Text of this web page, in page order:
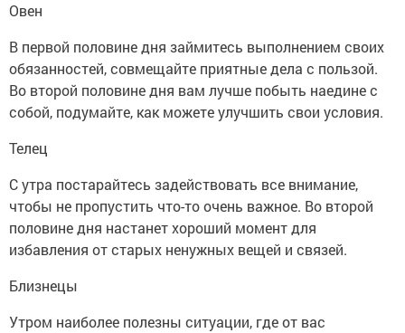
Овен
В первой половине дня займитесь выполнением своих
обязанностей, совмещайте приятные дела с пользой.
Во второй половине дня вам лучше побыть наедине с
собой, подумайте, как можете улучшить свои условия.
Телец
С утра постарайтесь задействовать все внимание,
чтобы не пропустить что-то очень важное. Во второй
половине дня настанет хороший момент для
избавления от старых ненужных вещей и связей.
Близнецы
Утром наиболее полезны ситуации, где от вас